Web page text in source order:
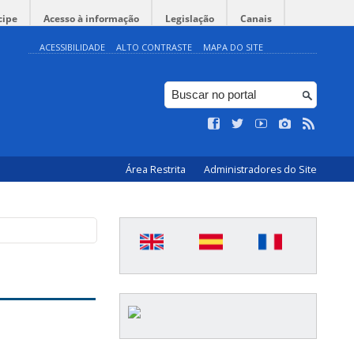
Acesso à informação Legislação Canais
ACESSIBILIDADE ALTO CONTRASTE MAPA DO SITE
Área Restrita Administradores do Site